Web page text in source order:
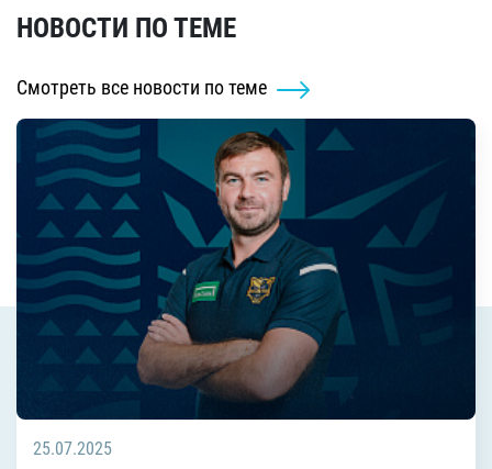
НОВОСТИ ПО ТЕМЕ
Смотреть все новости по теме
25.07.2025